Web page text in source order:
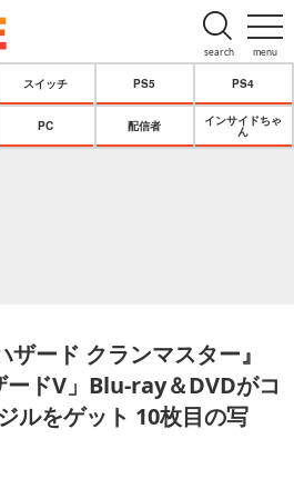
menu
search
スイッチ PS5 PS4
PC 配信者
インサイドちゃ
ん
ザード クランマスター』
ードV」Blu-ray＆DVDがコ
ルをゲット 10枚目の写